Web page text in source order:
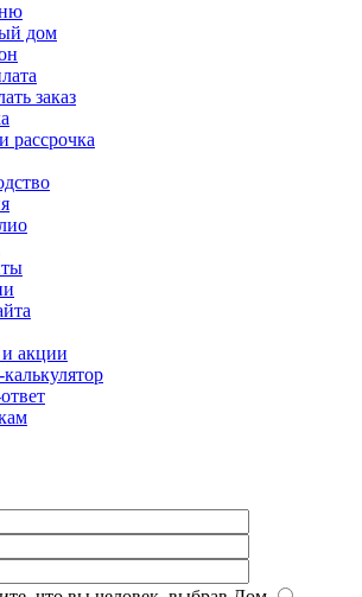
дом
заказ
рассрочка
акции